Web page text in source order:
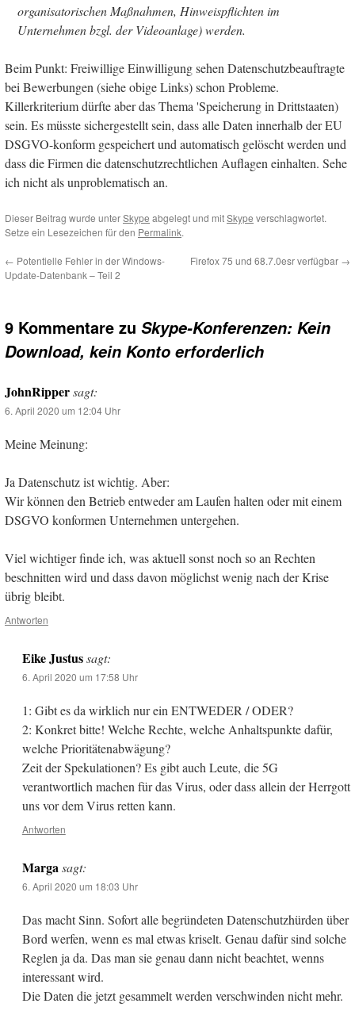
organisatorischen Maßnahmen, Hinweispflichten im
Unternehmen bzgl. der Videoanlage) werden.
Beim Punkt: Freiwillige Einwilligung sehen Datenschutzbeauftragte
bei Bewerbungen (siehe obige Links) schon Probleme.
Killerkriterium dürfte aber das Thema 'Speicherung in Drittstaaten)
sein. Es müsste sichergestellt sein, dass alle Daten innerhalb der EU
DSGVO-konform gespeichert und automatisch gelöscht werden und
dass die Firmen die datenschutzrechtlichen Auflagen einhalten. Sehe
ich nicht als unproblematisch an.
Dieser Beitrag wurde unterSkype abgelegt und mitSkype verschlagwortet.
Setze ein Lesezeichen für den Permalink.
← Potentielle Fehler in der Windows-
Update-Datenbank – Teil 2
Firefox 75 und 68.7.0esr verfügbar →
9 Kommentare zu Skype-Konferenzen: Kein
Download, kein Konto erforderlich
JohnRippersagt:
6. April 2020 um 12:04 Uhr
Meine Meinung:
Ja Datenschutz ist wichtig. Aber:
Wir können den Betrieb entweder am Laufen halten oder mit einem
DSGVO konformen Unternehmen untergehen.
Viel wichtiger finde ich, was aktuell sonst noch so an Rechten
beschnitten wird und dass davon möglichst wenig nach der Krise
übrig bleibt.
Antworten
Eike Justus sagt:
6. April 2020 um 17:58 Uhr
1: Gibt es da wirklich nur ein ENTWEDER / ODER?
2: Konkret bitte! Welche Rechte, welche Anhaltspunkte dafür,
welche Prioritätenabwägung?
Zeit der Spekulationen? Es gibt auch Leute, die 5G
verantwortlich machen für das Virus, oder dass allein der Herrgott
uns vor dem Virus retten kann.
Antworten
Marga sagt:
6. April 2020 um 18:03 Uhr
Das macht Sinn. Sofort alle begründeten Datenschutzhürden über
Bord werfen, wenn es mal etwas kriselt. Genau dafür sind solche
Reglen ja da. Das man sie genau dann nicht beachtet, wenns
interessant wird.
Die Daten die jetzt gesammelt werden verschwinden nicht mehr.